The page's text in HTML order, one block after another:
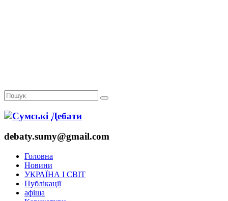
debaty.sumy@gmail.com
Головна
Новини
УКРАЇНА І СВІТ
Публікації
афіша